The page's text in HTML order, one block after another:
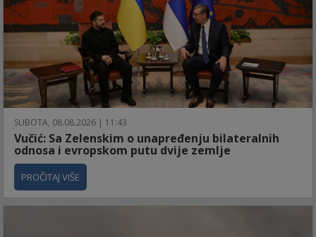
SUBOTA, 08.08.2026 | 11:43
Vučić: Sa Zelenskim o unapređenju bilateralnih
odnosa i evropskom putu dvije zemlje
PROČITAJ VIŠE